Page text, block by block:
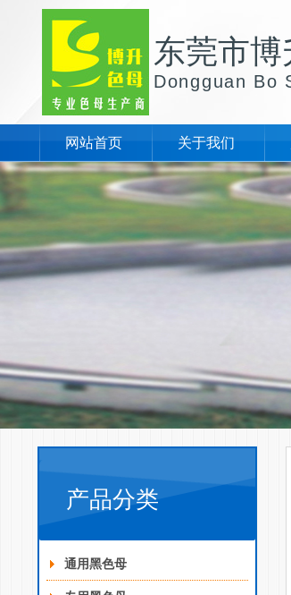
东莞市博
Dongguan Bo
网站首页 关于我们
产品分类
通用黑色母